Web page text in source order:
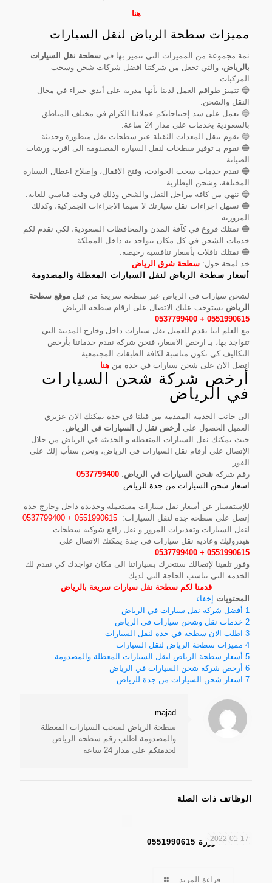
هنا
مميزات سطحة الرياض لنقل السيارات
ثمة مجموعة من المميزات التي نتميز بها في سطحة نقل السيارات
بالرياض، والتي تجعل من شركتنا افضل شركات شحن وسحب
المركبات.
🔵 تتميز طواقم العمل لدينا بأنها مدربة على أيدي خبراء في مجال
النقل والشحن.
🔵 نعمل على سد إحتياجاتكم عملائنا الكرام في مختلف المناطق
بالسعودية بخدمات على مدار 24 ساعة.
🔵 نقوم بنقل المعدات الثقيلة عبر سطحات نقل متطورة وحديثة.
🔵 نقوم بـ توفير سطحات لنقل السيارة المصدومه الى اقرب ورشات
الصيانة.
🔵 نقدم خدمات سحب الحوادث، وفتح الاقفال، وإصلاح اعطال السيارة
المختلفة، وشحن البطارية.
🔵 ننهي من كافة مراحل النقل والشحن وذلك في وقت قياسي للغاية.
🔵 نسهل اجراءات نقل سيارتك لا سيما الاجراءات الجمركية، وكذلك
المرورية.
🔵 نمتلك فروع في كآفة المدن والمحافظات السعودية، لكي نقدم لكم
خدمات الشحن في كل مكان تتواجد به داخل المملكة.
🔵 نمتلك ناقلات بأسعار تنافسية رخيصة.
خذ لمحة حول: سطحة شرق الرياض
أسعار سطحة الرياض لنقل السيارات المعطلة والمصدومة
لشحن سيارات في الرياض عبر سطحه سريعة من قبل موقع سطحة
الرياض يستوجب عليك الاتصال على ارقام سطحة الرياض :
0551990615 + 0537799400
مع العلم اننا نقدم للعميل نقل سيارات داخل وخارج المدينة التي
تتواجد بها، بـ ارخص الاسعار، فنحن شركه نقدم خدماتنا بأرخص
التكاليف كي تكون مناسبة لكافة الطبقات المجتمعية.
اتصل الان على شحن سيارات في جدة من هنا
أرخص شركة شحن السيارات
في الرياض
الى جانب الخدمة المقدمة من قبلنا في جدة يمكنك الان عزيزي
العميل الحصول على أرخص نقل ل السيارات في الرياض.
حيث يمكنك نقل السيارات المتعطله و الحديثة في الرياض من خلال
الإتصال على أرقام نقل السيارات في الرياض، ونحن سنأتِ إلك على
الفور.
رقم شركة شحن السيارات في الرياض:
0537799400
اسعار شحن السيارات من جدة للرياض
للإستفسار عن أسعار نقل سيارات مستعملة وجديدة داخل وخارج جدة
إتصل على سطحه جده لنقل السيارات: 0551990615 + 0537799400
لنقل السيارات وتقديرات المرور و نقل رافع شوكيه سطحات
هيدروليك وعاديه نقل سيارات في جدة يمكنك الاتصال على
0551990615 + 0537799400
وفور تلقينا لإتصالك سنتحرك بسياراتنا الى مكان تواجدك كي نقدم لك
الخدمه التي تناسب الحاجة التي لديك.
قدمنا لكم سطحة نقل سيارات سريعة بالرياض
المحتويات إخفاء
1 أفضل شركة نقل سيارات في الرياض
2 خدمات نقل وشحن سيارات في الرياض
3 اطلب الان سطحة في جدة لنقل السيارات
4 مميزات سطحة الرياض لنقل السيارات
5 أسعار سطحة الرياض لنقل السيارات المعطلة والمصدومة
6 أرخص شركة شحن السيارات في الرياض
7 اسعار شحن السيارات من جدة للرياض
majad
سطحة الرياض لسحب السيارات المعطلة
والمصدومة اطلب رقم سطحه الرياض
لخدمتكم على مدار 24 ساعه
الوظائف ذات الصلة
2022-01-17
سطحة شرورة 0551990615
قراءة المزيد